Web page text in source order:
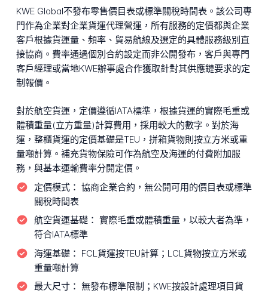
KWE Global不發布零售價目表或標準關稅時間表。該公司專
門作為企業對企業貨運代理營運，所有服務的定價都與企業
客戶根據貨運量、頻率、貿易航線及選定的具體服務級別直
接協商。費率通過個別合約設定而非公開發布，客戶與專門
客戶經理或當地KWE辦事處合作獲取針對其供應鏈要求的定
制報價。
對於航空貨運，定價遵循IATA標準，根據貨運的實際毛重或
體積重量(立方重量)計算費用，採用較大的數字。對於海
運，整櫃貨運的定價基礎是TEU，拼箱貨物則按立方米或重
量噸計算。補充貨物保險可作為航空及海運的付費附加服
務，與基本運輸費率分開定價。
定價模式： 協商企業合約，無公開可用的價目表或標準
關稅時間表
航空貨運基礎： 實際毛重或體積重量，以較大者為準，
符合IATA標準
海運基礎： FCL貨運按TEU計算；LCL貨物按立方米或
重量噸計算
最大尺寸： 無發布標準限制；KWE按設計處理項目貨